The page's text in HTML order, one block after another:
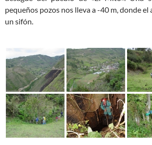
pequeños pozos nos lleva a -40 m, donde el
un sifón.